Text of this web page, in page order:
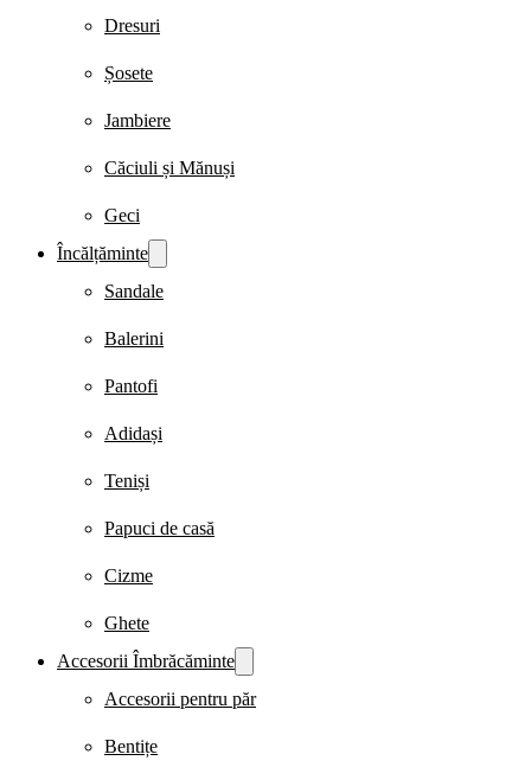
Dresuri
Șosete
Jambiere
Căciuli și Mănuși
Geci
Încălțăminte
Sandale
Balerini
Pantofi
Adidași
Teniși
Papuci de casă
Cizme
Ghete
Accesorii Îmbrăcăminte
Accesorii pentru păr
Bentițe